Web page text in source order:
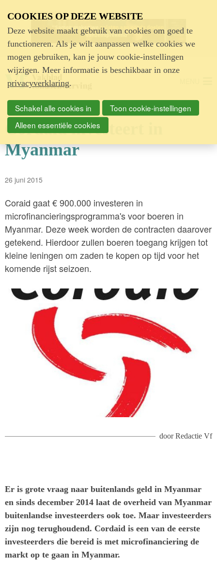
Advertentie
Cordaid investeert in
Myanmar
26 juni 2015
Coraid gaat € 900.000 investeren in
microfinancieringsprogramma's voor boeren in
Myanmar. Deze week worden de contracten daarover
getekend. Hierdoor zullen boeren toegang krijgen tot
kleine leningen om zaden te kopen op tijd voor het
komende rijst seizoen.
doorRedactie Vf
Er is grote vraag naar buitenlands geld in Myanmar
en sinds december 2014 laat de overheid van Myanmar
buitenlandse investeerders ook toe. Maar investeerders
zijn nog terughoudend. Cordaid is een van de eerste
investeerders die bereid is met microfinanciering de
markt op te gaan in Myanmar.
COOKIES OP DEZE WEBSITE
Deze website maakt gebruik van cookies om goed te
functioneren. Als je wilt aanpassen welke cookies we
mogen gebruiken, kan je jouw cookie-instellingen
wijzigen. Meer informatie is beschikbaar in onze
privacyverklaring.
Schakel alle cookies in
Toon cookie-instellingen
Alleen essentiële cookies